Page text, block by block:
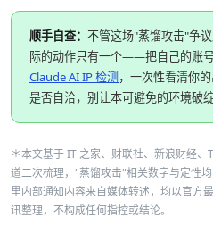
顺手自查： 不管这场"蒸馏攻击"争
际的动作只有一个——把自己的账
Claude AI IP 检测，一次性看清你
是否自洽，别让本可避免的环境破
＊本文基于 IT 之家、财联社、新浪财经
道二次梳理，"蒸馏攻击"相关数字与定性
里内部通知内容来自媒体转述，均以官方
讯整理，不构成任何指控或结论。